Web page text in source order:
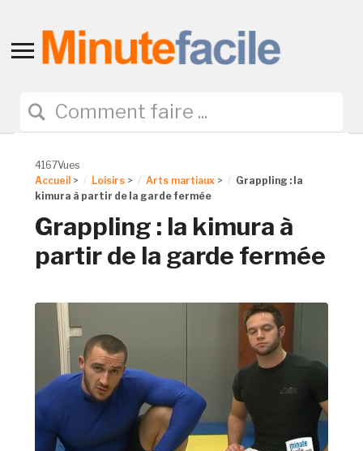
Toggle
navigation
4167Vues
Accueil > Loisirs > Arts martiaux >
Grappling : la
kimura à partir de la garde fermée
Grappling : la kimura à
partir de la garde fermée